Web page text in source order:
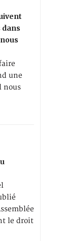
une
nous
le droit